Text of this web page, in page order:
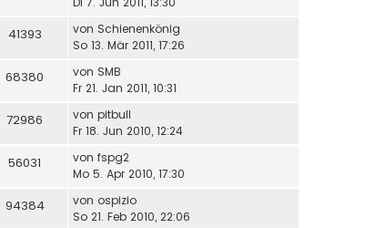
41393 von Schienenkönig
So 13. Mär 2011, 17:26
68380 von SMB
Fr 21. Jan 2011, 10:31
72986 von pitbull
Fr 18. Jun 2010, 12:24
56031 von fspg2
Mo 5. Apr 2010, 17:30
94384 von ospizio
So 21. Feb 2010, 22:06